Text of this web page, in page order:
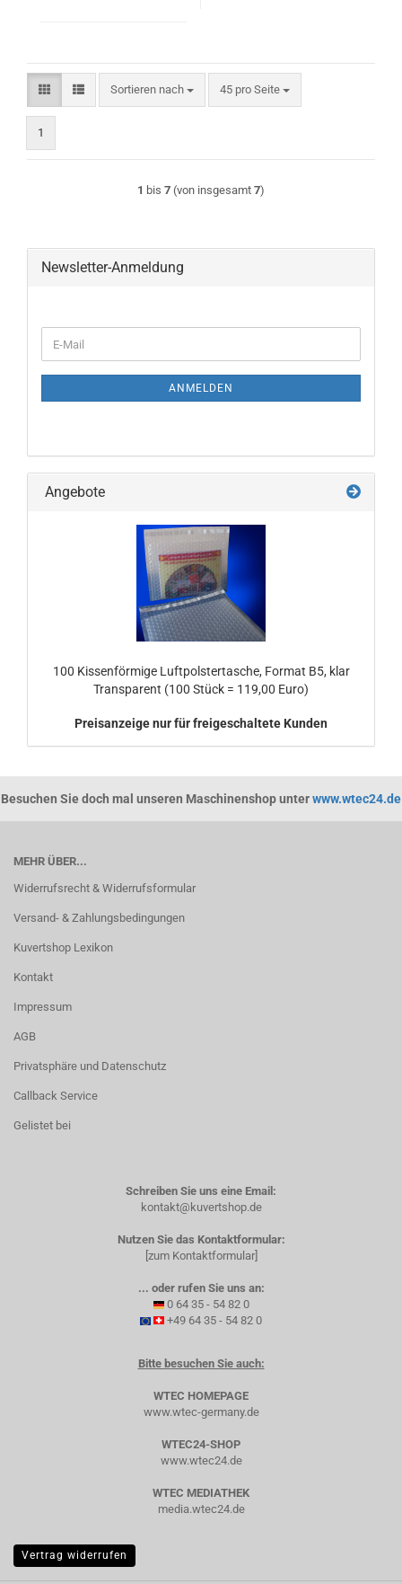
Sortieren nach
Sortieren nach 45 pro Seite
pro Seite
1
1 bis 7 (von insgesamt 7)
Newsletter-Anmeldung
ZUR
E-
Mail
ANMELDEN
Angebote
100 Kissenförmige Luftpolstertasche, Format B5, klar
Transparent (100 Stück = 119,00 Euro)
Preisanzeige nur für freigeschaltete Kunden
Besuchen Sie doch mal unseren Maschinenshop unterwww.wtec24.de
MEHR ÜBER...
Widerrufsrecht & Widerrufsformular
Versand- & Zahlungsbedingungen
Kuvertshop Lexikon
Kontakt
Impressum
AGB
Privatsphäre und Datenschutz
Callback Service
Gelistet bei
Schreiben Sie uns eine Email:
kontakt@kuvertshop.de
Nutzen Sie das Kontaktformular:
[zum Kontaktformular]
... oder rufen Sie uns an:
0 64 35 - 54 82 0
+49 64 35 - 54 82 0
Bitte besuchen Sie auch:
WTEC HOMEPAGE
www.wtec-germany.de
WTEC24-SHOP
www.wtec24.de
WTEC MEDIATHEK
media.wtec24.de
Vertrag widerrufen